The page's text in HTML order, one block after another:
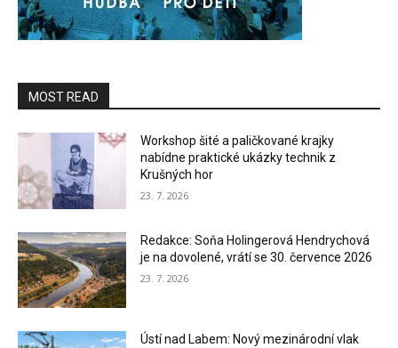
MOST READ
Workshop šité a paličkované krajky
nabídne praktické ukázky technik z
Krušných hor
23. 7. 2026
Redakce: Soňa Holingerová Hendrychová
je na dovolené, vrátí se 30. července 2026
23. 7. 2026
Ústí nad Labem: Nový mezinárodní vlak